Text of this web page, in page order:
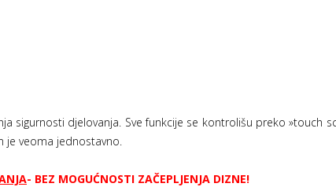
sigurnosti djelovanja. Sve funkcije se kontrolišu preko »touch
je veoma jednostavno.
- BEZ MOGUĆNOSTI ZAČEPLJENJA DIZNE!